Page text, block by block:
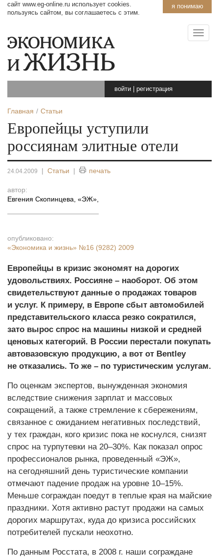
я понимаю
сайт www.eg-online.ru использует cookies.
пользуясь сайтом, вы соглашаетесь с этим.
войти регистрация
Главная Статьи
Европейцы уступили
россиянам элитные отели
24.04.2009 | Статьи | печать
автор:
Евгения Скопинцева, «ЭЖ»
опубликовано:
«Экономика и жизнь» №16 (9282) 2009
Европейцы в кризис экономят на дорогих
удовольствиях. Россияне – наоборот. Об этом
свидетельствуют данные о продажах товаров
и услуг. К примеру, в Европе сбыт автомобилей
представительского класса резко сократился,
зато вырос спрос на машины низкой и средней
ценовых категорий. В России перестали покупать
автовазовскую продукцию, а вот от Bentley
не отказались. То же – по туристическим услугам.
По оценкам экспертов, вынужденная экономия
вследствие снижения зарплат и массовых
сокращений, а также стремление к сбережениям,
связанное с ожиданием негативных последствий,
у тех граждан, кого кризис пока не коснулся, снизят
спрос на турпутевки на 20–30%. Как показал опрос
профессионалов рынка, проведенный «ЭЖ»,
на сегодняшний день туристические компании
отмечают падение продаж на уровне 10–15%.
Меньше сограждан поедут в теплые края на майские
праздники. Хотя активно растут продажи на самых
дорогих маршрутах, куда до кризиса российских
потребителей пускали неохотно.
По данным Росстата, в 2008 г. наши сограждане